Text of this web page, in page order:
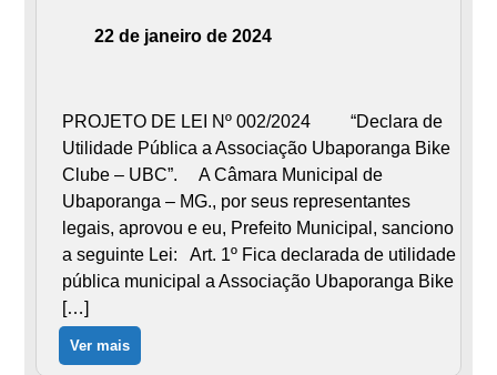
22 de janeiro de 2024
PROJETO DE LEI Nº 002/2024 “Declara de
Utilidade Pública a Associação Ubaporanga Bike
Clube – UBC”. A Câmara Municipal de
Ubaporanga – MG., por seus representantes
legais, aprovou e eu, Prefeito Municipal, sanciono
a seguinte Lei: Art. 1º Fica declarada de utilidade
pública municipal a Associação Ubaporanga Bike
[…]
Ver mais